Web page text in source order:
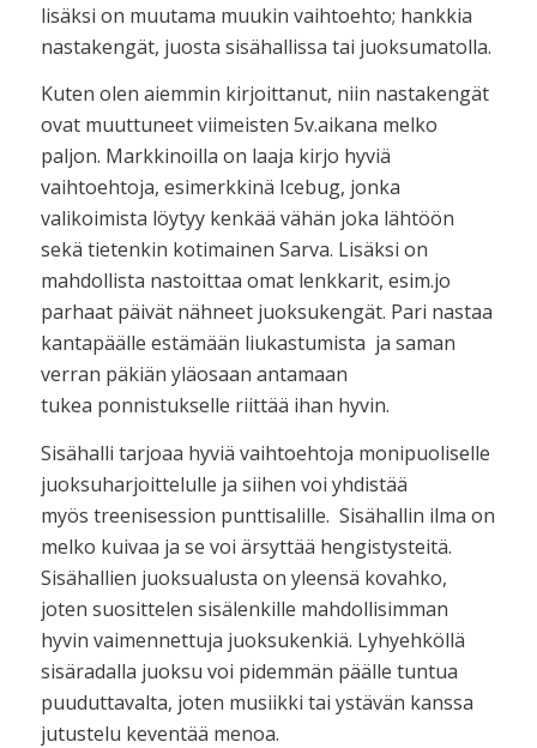
lisäksi on muutama muukin vaihtoehto; hankkia
nastakengät, juosta sisähallissa tai juoksumatolla.
Kuten olen aiemmin kirjoittanut, niin nastakengät
ovat muuttuneet viimeisten 5v.aikana melko
paljon. Markkinoilla on laaja kirjo hyviä
vaihtoehtoja, esimerkkinä Icebug, jonka
valikoimista löytyy kenkää vähän joka lähtöön
sekä tietenkin kotimainen Sarva. Lisäksi on
mahdollista nastoittaa omat lenkkarit, esim.jo
parhaat päivät nähneet juoksukengät. Pari nastaa
kantapäälle estämään liukastumista ja saman
verran päkiän yläosaan antamaan
tukea ponnistukselle riittää ihan hyvin.
Sisähalli tarjoaa hyviä vaihtoehtoja monipuoliselle
juoksuharjoittelulle ja siihen voi yhdistää
myös treenisession punttisalille. Sisähallin ilma on
melko kuivaa ja se voi ärsyttää hengistysteitä.
Sisähallien juoksualusta on yleensä kovahko,
joten suosittelen sisälenkille mahdollisimman
hyvin vaimennettuja juoksukenkiä. Lyhyehköllä
sisäradalla juoksu voi pidemmän päälle tuntua
puuduttavalta, joten musiikki tai ystävän kanssa
jutustelu keventää menoa.